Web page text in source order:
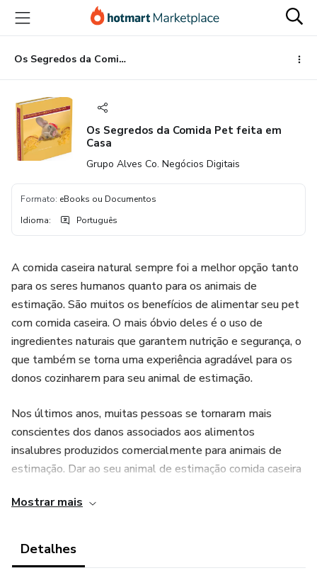
para
conteúdo
principal
para
pagamento
para
rodapé
Os Segredos da Comida Pet feita em Casa
Os Segredos da Comida Pet feita em
Casa
Grupo Alves Co. Negócios Digitais
Formato: eBooks ou Documentos
Idioma: Português
A comida caseira natural sempre foi a melhor opção tanto
para os seres humanos quanto para os animais de
estimação. São muitos os benefícios de alimentar seu pet
com comida caseira. O mais óbvio deles é o uso de
ingredientes naturais que garantem nutrição e segurança, o
que também se torna uma experiência agradável para os
donos cozinharem para seu animal de estimação.
Nos últimos anos, muitas pessoas se tornaram mais
conscientes dos danos associados aos alimentos
insalubres produzidos comercialmente para animais de
estimação. Dar ao seu animal de estimação comida caseira
disponíveis no mercado. Em vez disso, você ficará
comida e terá certeza de sua salubridade.
Mostrar mais
Detalhes